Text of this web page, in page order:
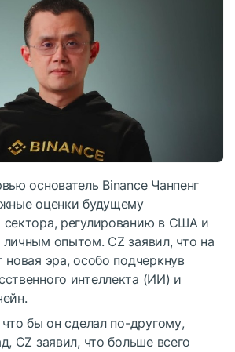
основатель Binance Чанпенг
оценки будущему
сектора, регулированию в США и
опытом. CZ заявил, что на
новая эра, особо подчеркнув
интеллекта (ИИ) и
бы он сделал по-другому,
CZ заявил, что больше всего